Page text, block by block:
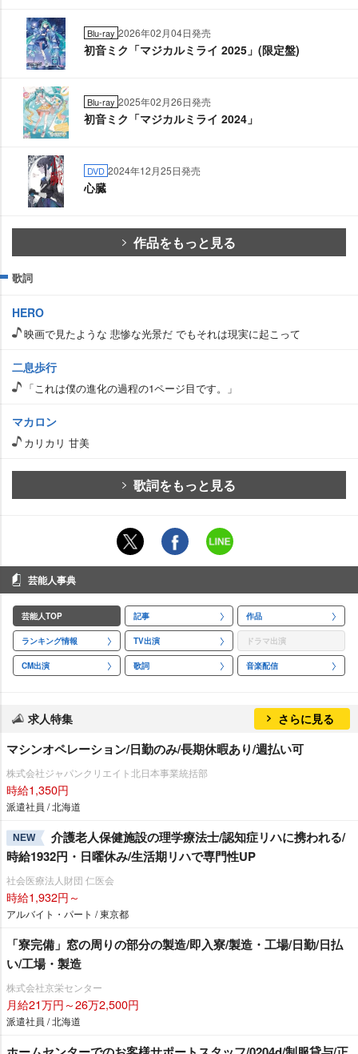
Blu-ray 2026年02月04日発売
初音ミク「マジカルミライ 2025」(限定盤)
Blu-ray 2025年02月26日発売
初音ミク「マジカルミライ 2024」
DVD 2024年12月25日発売
心臓
作品をもっと見る
歌詞
HERO
映画で見たような 悲惨な光景だ でもそれは現実に起こって
二息歩行
「これは僕の進化の過程の1ページ目です。」
マカロン
カリカリ 甘美
歌詞をもっと見る
芸能人事典
芸能人TOP 記事 作品
ランキング情報 TV出演 ドラマ出演
CM出演 歌詞 音楽配信
求人特集 さらに見る
マシンオペレーション/日勤のみ/長期休暇あり/週払い可
株式会社ジャパンクリエイト北日本事業統括部
時給1,350円
派遣社員 / 北海道
NEW
介護老人保健施設の理学療法士/認知症リハに携われる/
時給1932円・日曜休み/生活期リハで専門性UP
社会医療法人財団 仁医会
時給1,932円～
アルバイト・パート / 東京都
「寮完備」窓の周りの部分の製造/即入寮/製造・工場/日勤/日払
い/工場・製造
株式会社京栄センター
月給21万円～26万2,500円
派遣社員 / 北海道